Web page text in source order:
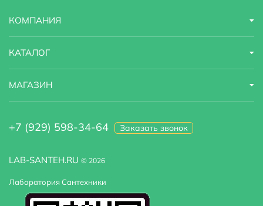
Угловая конструкция Нет
LAB-SANTEH.RU © 2026
Лаборатория Сантехники
КОМПАНИЯ
КАТАЛОГ
МАГАЗИН
+7 (929) 598-34-64 Заказать звонок